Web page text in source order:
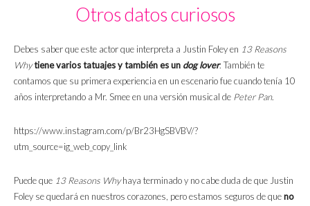
Otros datos curiosos
Debes saber que este actor que interpreta a Justin Foley en 13 Reasons
Whytiene varios tatuajes y también es un dog lover. También te
contamos que su primera experiencia en un escenario fue cuando tenía 10
años interpretando a Mr. Smee en una versión musical de Peter Pan.
https://www.instagram.com/p/Br23HgSBVBV/?
utm_source=ig_web_copy_link
Puede que 13 Reasons Whyhaya terminado y no cabe duda de que Justin
Foley se quedará en nuestros corazones, pero estamos seguros de queno